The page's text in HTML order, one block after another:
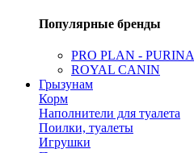
Популярные бренды
PRO PLAN - PURINA
ROYAL CANIN
Грызунам
Корм
Наполнители для туалета
Поилки, туалеты
Игрушки